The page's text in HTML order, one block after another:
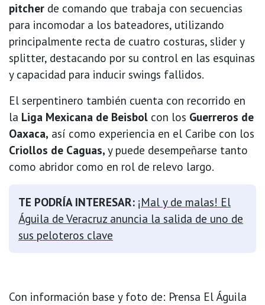
pitcher de comando que trabaja con secuencias
para incomodar a los bateadores, utilizando
principalmente recta de cuatro costuras, slider y
splitter, destacando por su control en las esquinas
y capacidad para inducir swings fallidos.
El serpentinero también cuenta con recorrido en
la Liga Mexicana de Beisbol con los Guerreros de
Oaxaca, así como experiencia en el Caribe con los
Criollos de Caguas, y puede desempeñarse tanto
como abridor como en rol de relevo largo.
TE PODRÍA INTERESAR: ¡Mal y de malas! El
Águila de Veracruz anuncia la salida de uno de
sus peloteros clave
Con información base y foto de: Prensa El Águila